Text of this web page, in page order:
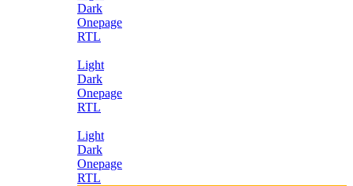
Dark
Onepage
RTL
Light
Dark
Onepage
RTL
Light
Dark
Onepage
RTL